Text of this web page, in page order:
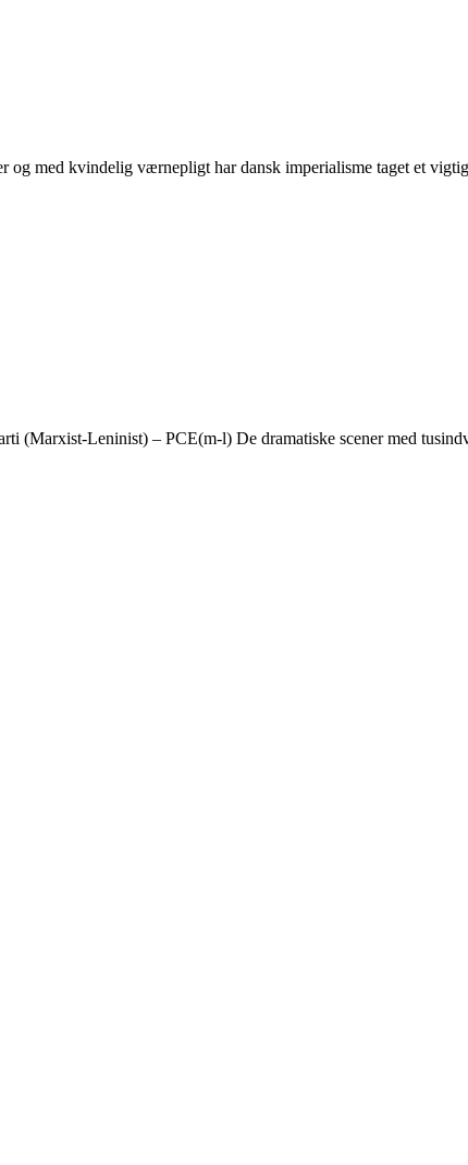
med kvindelig værnepligt har dansk imperialisme taget et
(Marxist-Leninist) – PCE(m-l) De dramatiske scener med